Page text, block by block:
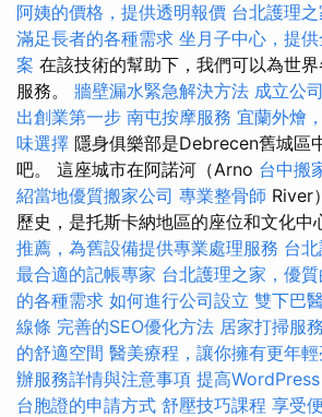
阿姨的價格，提供透明報價 台北護理之
滿足長者的各種需求 坐月子中心，提
案 在該技術的幫助下，我們可以為世
服務。 牆壁漏水緊急解決方法 成立公
出創業第一步 南屯按摩服務 宜蘭外燴
味選擇 隱身俱樂部是Debrecen舊城區
吧。 這座城市在阿諾河（Arno 台中搬
紹當地優質搬家公司 專業整骨師 River
歷史，是托斯卡納地區的座位和文化中
推薦，為舊設備提供專業處理服務 台
最合適的記帳專家 台北護理之家，優
的各種需求 如何進行公司設立 雙下巴
線條 完善的SEO優化方法 居家打掃服
的舒適空間 醫美療程，讓你擁有更年
辦服務詳情與注意事項 提高
台胞證的申請方式 舒壓技巧課程 享受